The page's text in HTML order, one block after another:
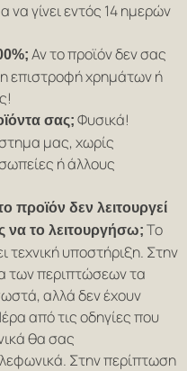
να γίνει εντός 14 ημερών
Αν το προϊόν δεν σας
επιστροφή χρημάτων ή
σας; Φυσικά!
μας, χωρίς
ή άλλους
προϊόν δεν λειτουργεί
το λειτουργήσω; Το
τεχνική υποστήριξη. Στην
των περιπτώσεων τα
αλλά δεν έχουν
από τις οδηγίες που
θα σας
Στην περίπτωση